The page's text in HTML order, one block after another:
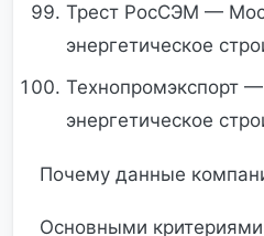
Трест РосСЭМ —
энергетическое
Технопромэкспорт
энергетическое
Почему данные
Основными